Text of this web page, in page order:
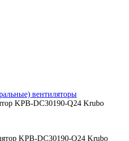
вентиляторы
KPB-DC30190-Q24 Krubo